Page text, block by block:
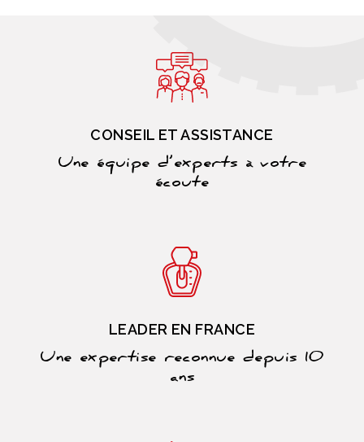
CONSEIL ET ASSISTANCE
Une équipe d’experts à votre
écoute
LEADER EN FRANCE
Une expertise reconnue depuis 10
ans